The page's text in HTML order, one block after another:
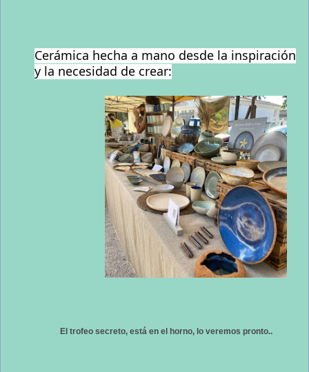
Cerámica hecha a mano desde la inspiración
y la necesidad de crear:
El trofeo secreto, está en el horno, lo veremos pronto..